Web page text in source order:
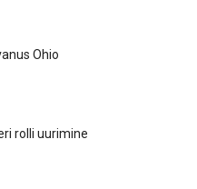
Ohio
rolli uurimine